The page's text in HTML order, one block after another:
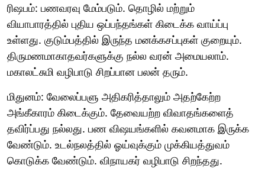
ரிஷபம்: பணவரவு மேம்படும். தொழில் மற்றும்
வியாபாரத்தில் புதிய ஒப்பந்தங்கள் கிடைக்க வாய்ப்பு
உள்ளது. குடும்பத்தில் இருந்த மனக்கசப்புகள் குறையும்.
திருமணமாகாதவர்களுக்கு நல்ல வரன் அமையலாம்.
மகாலட்சுமி வழிபாடு சிறப்பான பலன் தரும்.
மிதுனம்: வேலைப்பளு அதிகரித்தாலும் அதற்கேற்ற
அங்கீகாரம் கிடைக்கும். தேவையற்ற விவாதங்களைத்
தவிர்ப்பது நல்லது. பண விஷயங்களில் கவனமாக இருக்க
வேண்டும். உடல்நலத்தில் ஓய்வுக்கும் முக்கியத்துவம்
கொடுக்க வேண்டும். விநாயகர் வழிபாடு சிறந்தது.